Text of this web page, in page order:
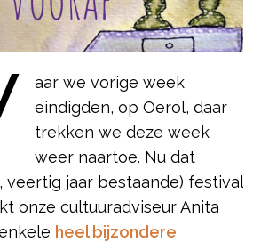
aar we vorige week
eindigden, op Oerol, daar
trekken we deze week
weer naartoe. Nu dat
veertig jaar bestaande) festival
onze cultuuradviseur Anita
heel bijzondere